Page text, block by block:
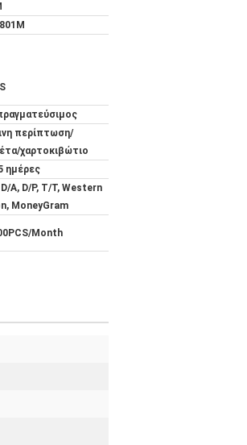
περίπτωση/
χαρτοκιβώτιο
ημέρες
D/A, D/P, T/T, Western
MoneyGram
Month